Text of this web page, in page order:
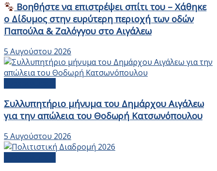
Βοηθήστε να επιστρέψει σπίτι του – Χάθηκε
ο Δίδυμος στην ευρύτερη περιοχή των οδών
Παπούλα & Ζαλόγγου στο Αιγάλεω
5 Αυγούστου 2026
Συλλυπητήριο μήνυμα του Δημάρχου Αιγάλεω
για την απώλεια του Θοδωρή Κατσωνόπουλου
5 Αυγούστου 2026